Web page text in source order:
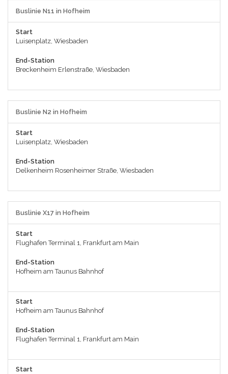
Buslinie N11 in Hofheim
Start
Luisenplatz, Wiesbaden
End-Station
Breckenheim Erlenstraße, Wiesbaden
Buslinie N2 in Hofheim
Start
Luisenplatz, Wiesbaden
End-Station
Delkenheim Rosenheimer Straße, Wiesbaden
Buslinie X17 in Hofheim
Start
Flughafen Terminal 1, Frankfurt am Main
End-Station
Hofheim am Taunus Bahnhof
Start
Hofheim am Taunus Bahnhof
End-Station
Flughafen Terminal 1, Frankfurt am Main
Start